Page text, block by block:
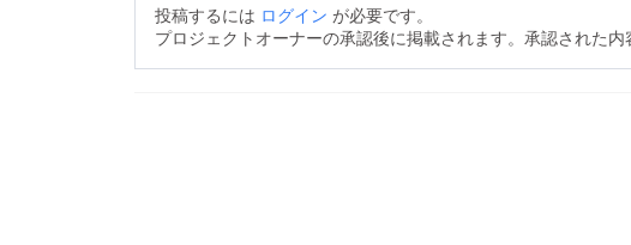
投稿するには ログイン が必要です。
プロジェクトオーナーの承認後に掲載されます。承認された内